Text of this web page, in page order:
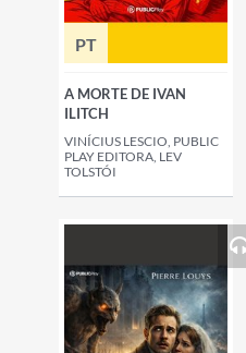
PT
A MORTE DE IVAN
ILITCH
VINÍCIUS LESCIO, PUBLIC
PLAY EDITORA, LEV
TOLSTÓI